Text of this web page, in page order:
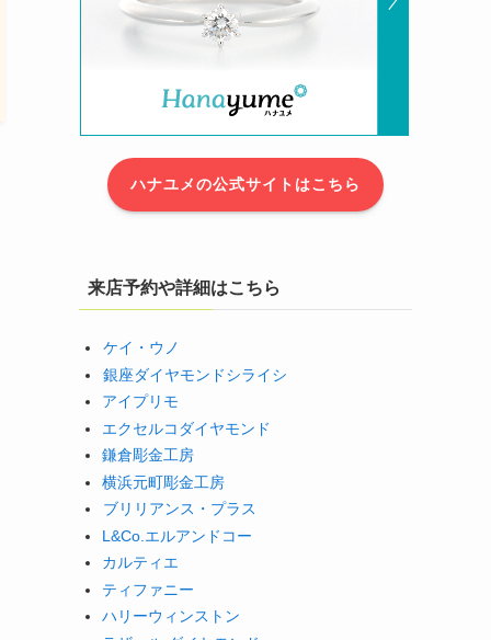
ハナユメの公式サイトはこちら
来店予約や詳細はこちら
ケイ・ウノ
銀座ダイヤモンドシライシ
アイプリモ
エクセルコダイヤモンド
鎌倉彫金工房
横浜元町彫金工房
ブリリアンス・プラス
L&Co.エルアンドコー
カルティエ
ティファニー
ハリーウィンストン